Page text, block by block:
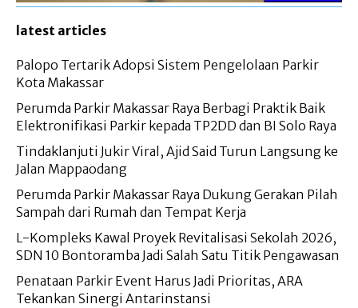
latest articles
Palopo Tertarik Adopsi Sistem Pengelolaan Parkir
Kota Makassar
Perumda Parkir Makassar Raya Berbagi Praktik Baik
Elektronifikasi Parkir kepada TP2DD dan BI Solo Raya
Tindaklanjuti Jukir Viral, Ajid Said Turun Langsung ke
Jalan Mappaodang
Perumda Parkir Makassar Raya Dukung Gerakan Pilah
Sampah dari Rumah dan Tempat Kerja
L-Kompleks Kawal Proyek Revitalisasi Sekolah 2026,
SDN 10 Bontoramba Jadi Salah Satu Titik Pengawasan
Penataan Parkir Event Harus Jadi Prioritas, ARA
Tekankan Sinergi Antarinstansi